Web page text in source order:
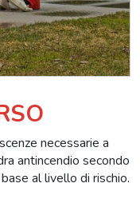
necessarie a
antincendio secondo
al livello di rischio.